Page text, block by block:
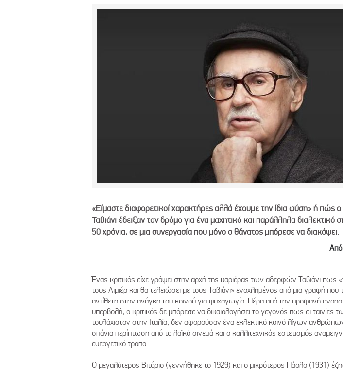
«Είμαστε διαφορετικοί χαρακτήρες αλλά έχουμε την ίδια φύση» ή πώς
Ταβιάνι έδειξαν τον δρόμο για ένα μαχητικό και παράλληλα διαλεκτικό
50 χρόνια, σε μια συνεργασία που μόνο ο θάνατος μπόρεσε να διακόψει.
Από
Ένας κριτικός είχε γράψει στην αρχή της καριέρας των αδερφών Ταβιάνι πως
τους Λιμιέρ και θα τελειώσει με τους Ταβιάνι» ενοχλημένος από μια γραφή
αντίθετη στην ανάγκη του κοινού για ψυχαγωγία. Πέρα από την προφανή
υπερβολή, ο κριτικός δε μπόρεσε να δικαιολογήσει το γεγονός πως οι ταινίες
τουλάχιστον στην Ιταλία, δεν αφορούσαν ένα εκλεκτικό κοινό λίγων
σπάνια περίπτωση από το λαϊκό σινεμά και ο καλλιτεχνικός εστετισμός
ευεργετικό τρόπο.
Ο μεγαλύτερος Βιτόριο (γεννήθηκε το 1929) και ο μικρότερος Πάολο (1931)